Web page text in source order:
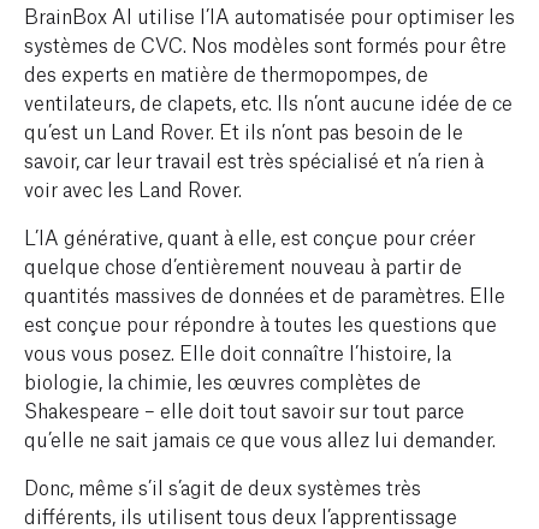
BrainBox AI utilise l’IA automatisée pour optimiser les
systèmes de CVC. Nos modèles sont formés pour être
des experts en matière de thermopompes, de
ventilateurs, de clapets, etc. Ils n’ont aucune idée de ce
qu’est un Land Rover. Et ils n’ont pas besoin de le
savoir, car leur travail est très spécialisé et n’a rien à
voir avec les Land Rover.
L’IA générative, quant à elle, est conçue pour créer
quelque chose d’entièrement nouveau à partir de
quantités massives de données et de paramètres. Elle
est conçue pour répondre à toutes les questions que
vous vous posez. Elle doit connaître l’histoire, la
biologie, la chimie, les œuvres complètes de
Shakespeare – elle doit tout savoir sur tout parce
qu’elle ne sait jamais ce que vous allez lui demander.
Donc, même s’il s’agit de deux systèmes très
différents, ils utilisent tous deux l’apprentissage